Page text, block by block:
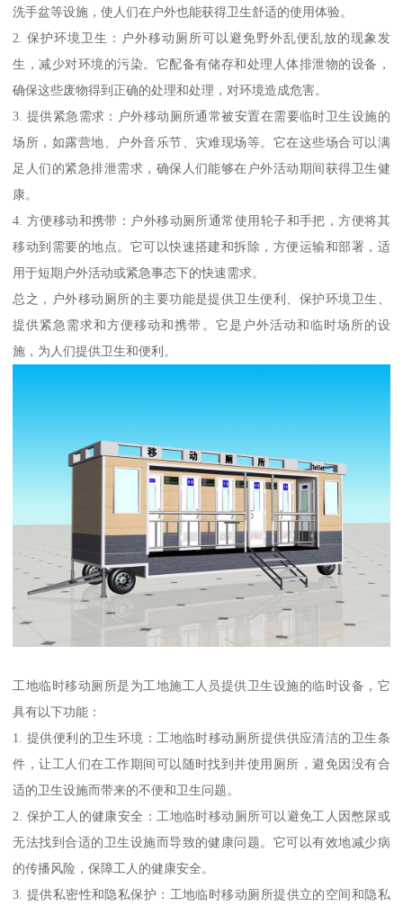
洗手盆等设施，使人们在户外也能获得卫生舒适的使用体验。
2. 保护环境卫生：户外移动厕所可以避免野外乱便乱放的现象发
生，减少对环境的污染。它配备有储存和处理人体排泄物的设备，
确保这些废物得到正确的处理和处理，对环境造成危害。
3. 提供紧急需求：户外移动厕所通常被安置在需要临时卫生设施的
场所，如露营地、户外音乐节、灾难现场等。它在这些场合可以满
足人们的紧急排泄需求，确保人们能够在户外活动期间获得卫生健
康。
4. 方便移动和携带：户外移动厕所通常使用轮子和手把，方便将其
移动到需要的地点。它可以快速搭建和拆除，方便运输和部署，适
用于短期户外活动或紧急事态下的快速需求。
总之，户外移动厕所的主要功能是提供卫生便利、保护环境卫生、
提供紧急需求和方便移动和携带。它是户外活动和临时场所的设
施，为人们提供卫生和便利。
工地临时移动厕所是为工地施工人员提供卫生设施的临时设备，它
具有以下功能：
1. 提供便利的卫生环境：工地临时移动厕所提供供应清洁的卫生条
件，让工人们在工作期间可以随时找到并使用厕所，避免因没有合
适的卫生设施而带来的不便和卫生问题。
2. 保护工人的健康安全：工地临时移动厕所可以避免工人因憋尿或
无法找到合适的卫生设施而导致的健康问题。它可以有效地减少病
的传播风险，保障工人的健康安全。
3. 提供私密性和隐私保护：工地临时移动厕所提供立的空间和隐私